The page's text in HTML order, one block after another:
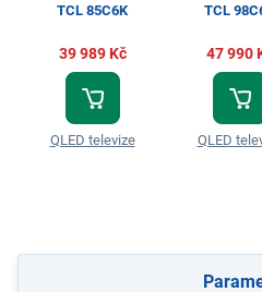
TCL 85C6K
39 989 Kč
QLED televize
TCL
47 990
QLED